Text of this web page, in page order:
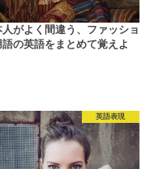
人がよく間違う、ファッショ
語の英語をまとめて覚えよ
英語表現